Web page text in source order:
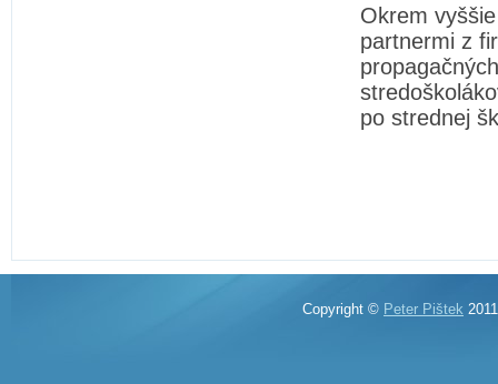
Okrem
partnermi z
po strednej
Copyright © Peter Pištek